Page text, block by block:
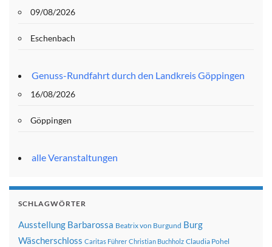
09/08/2026
Eschenbach
Genuss-Rundfahrt durch den Landkreis Göppingen
16/08/2026
Göppingen
alle Veranstaltungen
SCHLAGWÖRTER
Ausstellung Barbarossa Beatrix von Burgund Burg
Wäscherschloss Caritas Führer Christian Buchholz Claudia Pohel